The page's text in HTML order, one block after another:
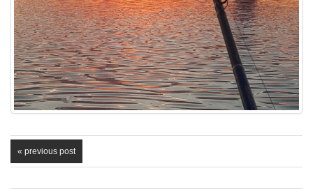
« previous post